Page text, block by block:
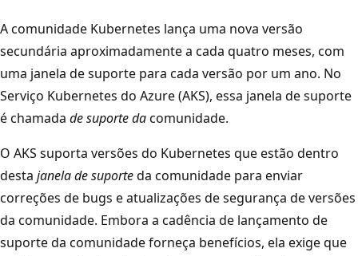
A comunidade Kubernetes lança uma nova versão
secundária aproximadamente a cada quatro meses, com
uma janela de suporte para cada versão por um ano. No
Serviço Kubernetes do Azure (AKS), essa janela de suporte
é chamada de suporte dacomunidade.
O AKS suporta versões do Kubernetes que estão dentro
desta janela de suporteda comunidade para enviar
correções de bugs e atualizações de segurança de versões
da comunidade. Embora a cadência de lançamento de
suporte da comunidade forneça benefícios, ela exige que